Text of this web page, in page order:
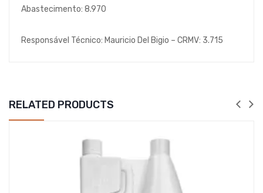
Abastecimento: 8.970
Responsável Técnico: Mauricio Del Bigio – CRMV: 3.715
RELATED PRODUCTS